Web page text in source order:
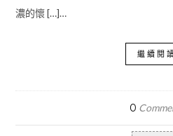
濃的懷 […]…
繼續閱
0